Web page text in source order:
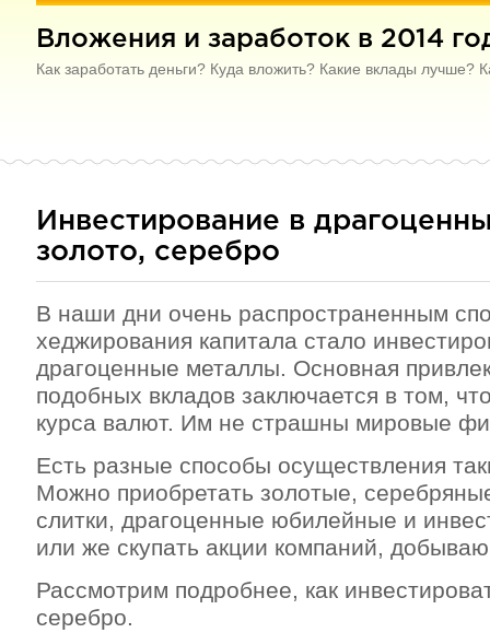
Вложения и заработок в 2014
Как заработать деньги? Куда вложить? Какие вклады лучше?
Инвестирование в
золото, серебро
В наши дни очень распространенным
хеджирования капитала стало
драгоценные металлы. Основная
подобных вкладов заключается в том,
курса валют. Им не страшны мировые
Есть разные способы осуществления
Можно приобретать золотые,
слитки, драгоценные юбилейные и
или же скупать акции компаний,
Рассмотрим подробнее, как
серебро.